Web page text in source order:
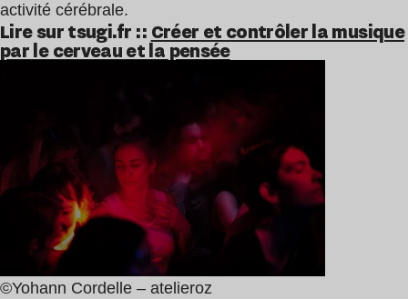
activité cérébrale.
Lire sur tsugi.fr :: Créer et contrôler la musique
par le cerveau et la pensée
©Yohann Cordelle – atelieroz